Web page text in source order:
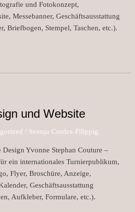
und Fotokonzept,
Messebanner, Geschäftsausstattung
Briefbogen, Stempel, Taschen, etc.).
und Website
/ Svenja Cordes-Filippig
Yvonne Stephan Couture –
ein internationales Turnierpublikum,
Flyer, Broschüre, Anzeige,
Geschäftsausstattung
Aufkleber, Formulare, etc.).